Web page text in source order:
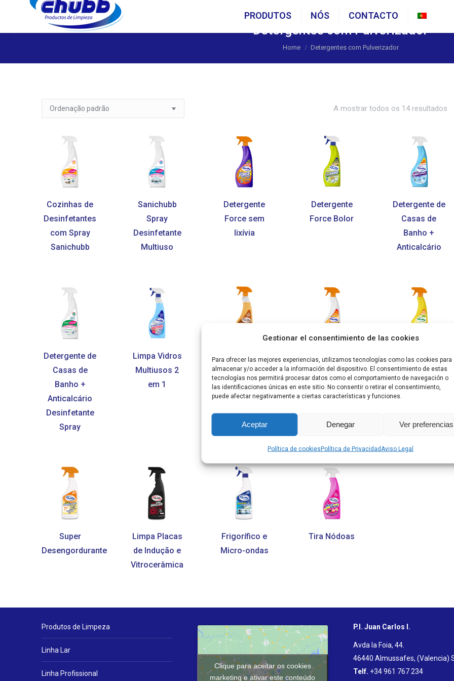
Gestionar el consentimiento de las cookies
Para ofrecer las mejores experiencias, utilizamos tecnologías como las cookies para
almacenar y/o acceder a la información del dispositivo. El consentimiento de estas
tecnologías nos permitirá procesar datos como el comportamiento de navegación o
las identificaciones únicas en este sitio. No consentir o retirar el consentimiento,
puede afectar negativamente a ciertas características y funciones.
Aceptar Denegar Ver preferencias
Política de cookiesPolítica de Privacidad Aviso Legal
PRODUTOS NÓS CONTACTO
Detergentes com Pulverizador
You are here:
Home Detergentes com Pulverizador
A mostrar todos os 14 resultados
Cozinhas de
Desinfetantes
com Spray
Sanichubb
Sanichubb
Spray
Desinfetante
Multiuso
Detergente
Force sem
lixívia
Detergente
Force Bolor
Detergente de
Casas de
Banho +
Anticalcário
Detergente de
Casas de
Banho +
Anticalcário
Desinfetante
Spray
Limpa Vidros
Multiusos 2
em 1
Detergente
para Móveis
de Madeira e
Parquet
Elimina
Gorduras
Biogras
Elimina-
gorduras
Concentrado
Super
Desengordurante
Limpa Placas
de Indução e
Vitrocerâmica
Frigorífico e
Micro-ondas
Tira Nódoas
Produtos de Limpeza
Linha Lar
Linha Profissional
Clique para aceitar os cookies
marketing e ativar este conteúdo
P.I. Juan Carlos I.
Avda la Foia, 44.
46440 Almussafes, (Valencia)
Telf. +34 961 767 234